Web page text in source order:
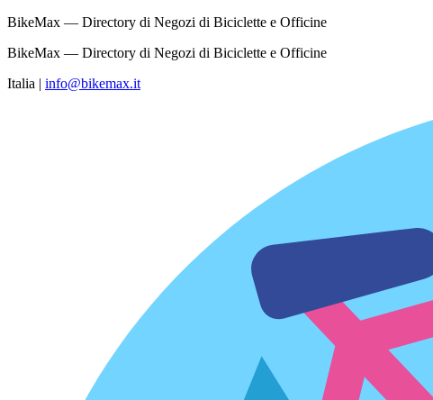
BikeMax — Directory di Negozi di Biciclette e Officine
BikeMax — Directory di Negozi di Biciclette e Officine
Italia | info@bikemax.it